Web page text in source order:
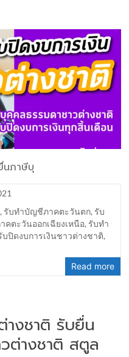
นภาษีบุ
, รับทำบัญชีภาคตะวันตก, รับ
ตะวันออกเฉียงเหนือ, รับทำ
บปิดงบการเงินชาวต่างชาติ,
Read more
างชาติ รับยื่น
ต่างชาติ สตูล